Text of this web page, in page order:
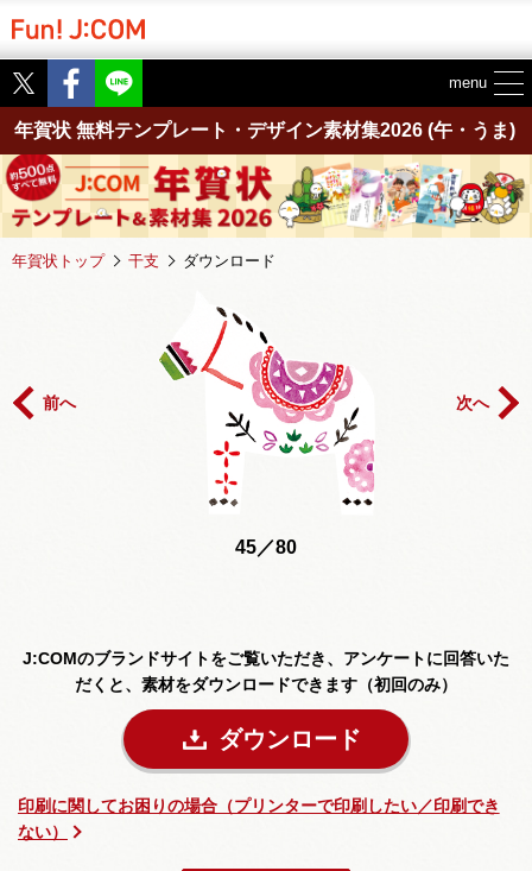
Twitter Facebook
menu
年賀状 無料テンプレート・デザイン素材集2026 (午・うま)
年賀状トップ 干支 ダウンロード
45／80
J:COMのブランドサイトをご覧いただき、 アンケートに回答いた
だくと、素材をダウンロードできます（初回のみ）
ダウンロード
印刷に関してお困りの場合（プリンターで印刷したい／印刷でき
ない）